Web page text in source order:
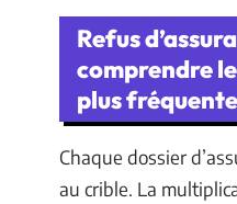
Refus
comprendre
plus
Chaque dossier
au crible. La